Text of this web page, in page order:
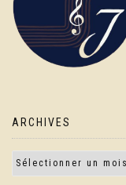
ARCHIVES